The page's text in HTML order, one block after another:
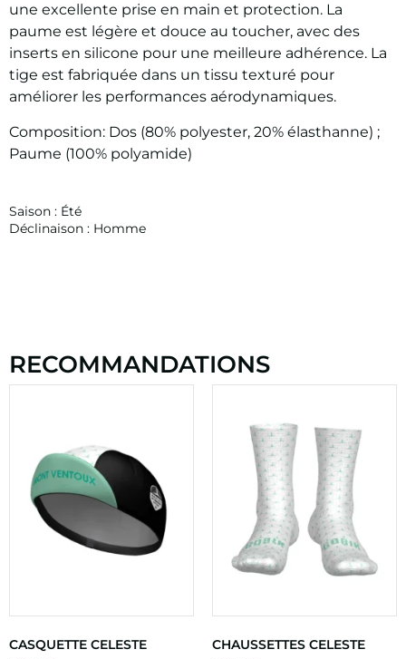
une excellente prise en main et protection. La
paume est légère et douce au toucher, avec des
inserts en silicone pour une meilleure adhérence. La
tige est fabriquée dans un tissu texturé pour
améliorer les performances aérodynamiques.
Composition: Dos (80% polyester, 20% élasthanne) ;
Paume (100% polyamide)
Saison : Été
Déclinaison : Homme
RECOMMANDATIONS
CASQUETTE CELESTE CHAUSSETTES CELESTE